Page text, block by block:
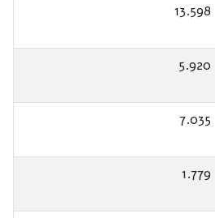
13.598
5.920
7.035
1.779